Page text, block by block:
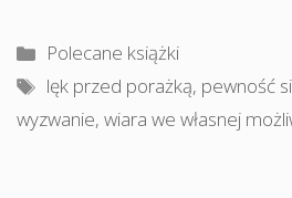
Kategorie
Polecane książki
Tagi
lęk przed porażką, pewność
wyzwanie, wiara we własnej